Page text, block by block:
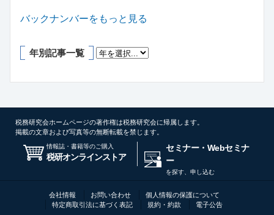
バックナンバーをもっと見る
年別記事一覧
税務研究会ホームページの著作権は税務研究会に帰属します。
掲載の文章および写真等の無断転載を禁じます。
情報誌・書籍等のご購入
税研オンラインストア
セミナー・Webセミナ
ー
を探す、申し込む
会社情報 お問い合わせ
個人情報の保護について
特定商取引法に基づく表記
規約・約款 電子公告